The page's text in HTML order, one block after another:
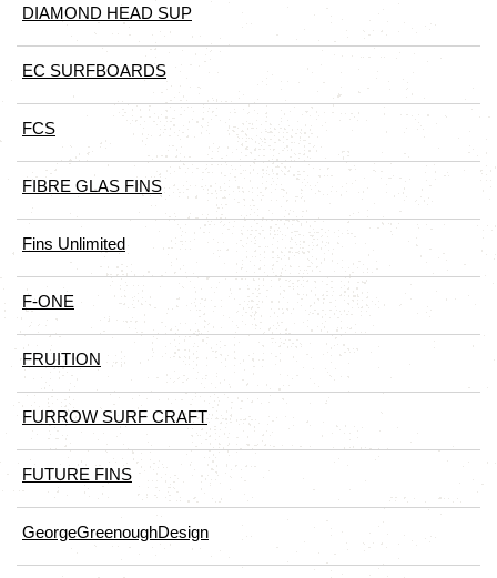
DIAMOND HEAD SUP
EC SURFBOARDS
FCS
FIBRE GLAS FINS
Fins Unlimited
F-ONE
FRUITION
FURROW SURF CRAFT
FUTURE FINS
GeorgeGreenoughDesign